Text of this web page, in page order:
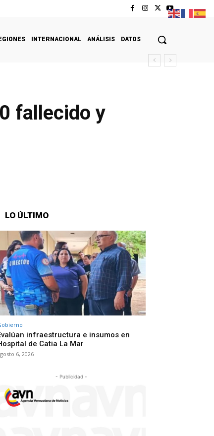
INTERNACIONAL ANÁLISIS DATOS
fallecido y
LO ÚLTIMO
infraestructura e insumos en
de Catia La Mar
6, 2026
- Publicidad -